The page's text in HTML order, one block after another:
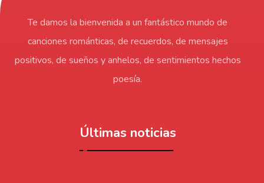
Te damos la bienvenida a un fantástico mundo de
canciones románticas, de recuerdos, de mensajes
positivos, de sueños y anhelos, de sentimientos hechos
poesía.
Últimas noticias